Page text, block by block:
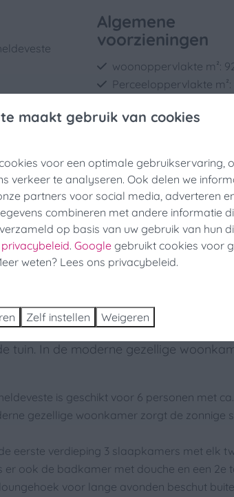
Algemene
voorzieningen
woonoppervlakte m²:
Perceeloppervlakte m²:
Huisdieren niet
3
6
Wassen en
Wasmachine
Droger
Stofzuiger
Ligging
Vrijstaand
Dichtbij de speeltuin
Dichtbij het zwembad
Op een resort
↓
Scheldeveste is geschikt voor 6
tuin. In de moderne gezellige
is geschikt voor 6 personen met
gezellige woonkamer zorgt de zonnige
eerste verdieping 3 slaapkamers met elk
ook de badkamer met douche en een 2e
voor lange avonden beschut
Korting
op zoek naar een verblijf tijdens de
nog last minute van 25% Korting!
en Boek
maakt gebruik van cookies
voor een optimale gebruikservaring,
verkeer te analyseren. Ook delen we
partners voor social media, adverteren
combineren met andere informatie
op basis van uw gebruik van hun
privacybeleid. Google gebruikt cookies voor
weten? Lees ons privacybeleid.
Zelf instellen Weigeren